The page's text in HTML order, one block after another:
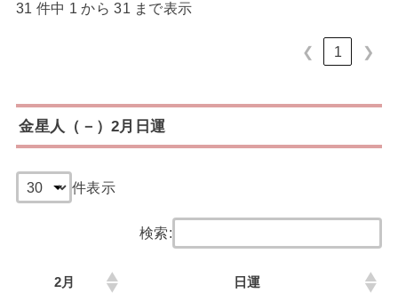
31 件中 1 から 31 まで表示
❮ 1 ❯
金星人（－）2月日運
件表示
検索:
2月 日運